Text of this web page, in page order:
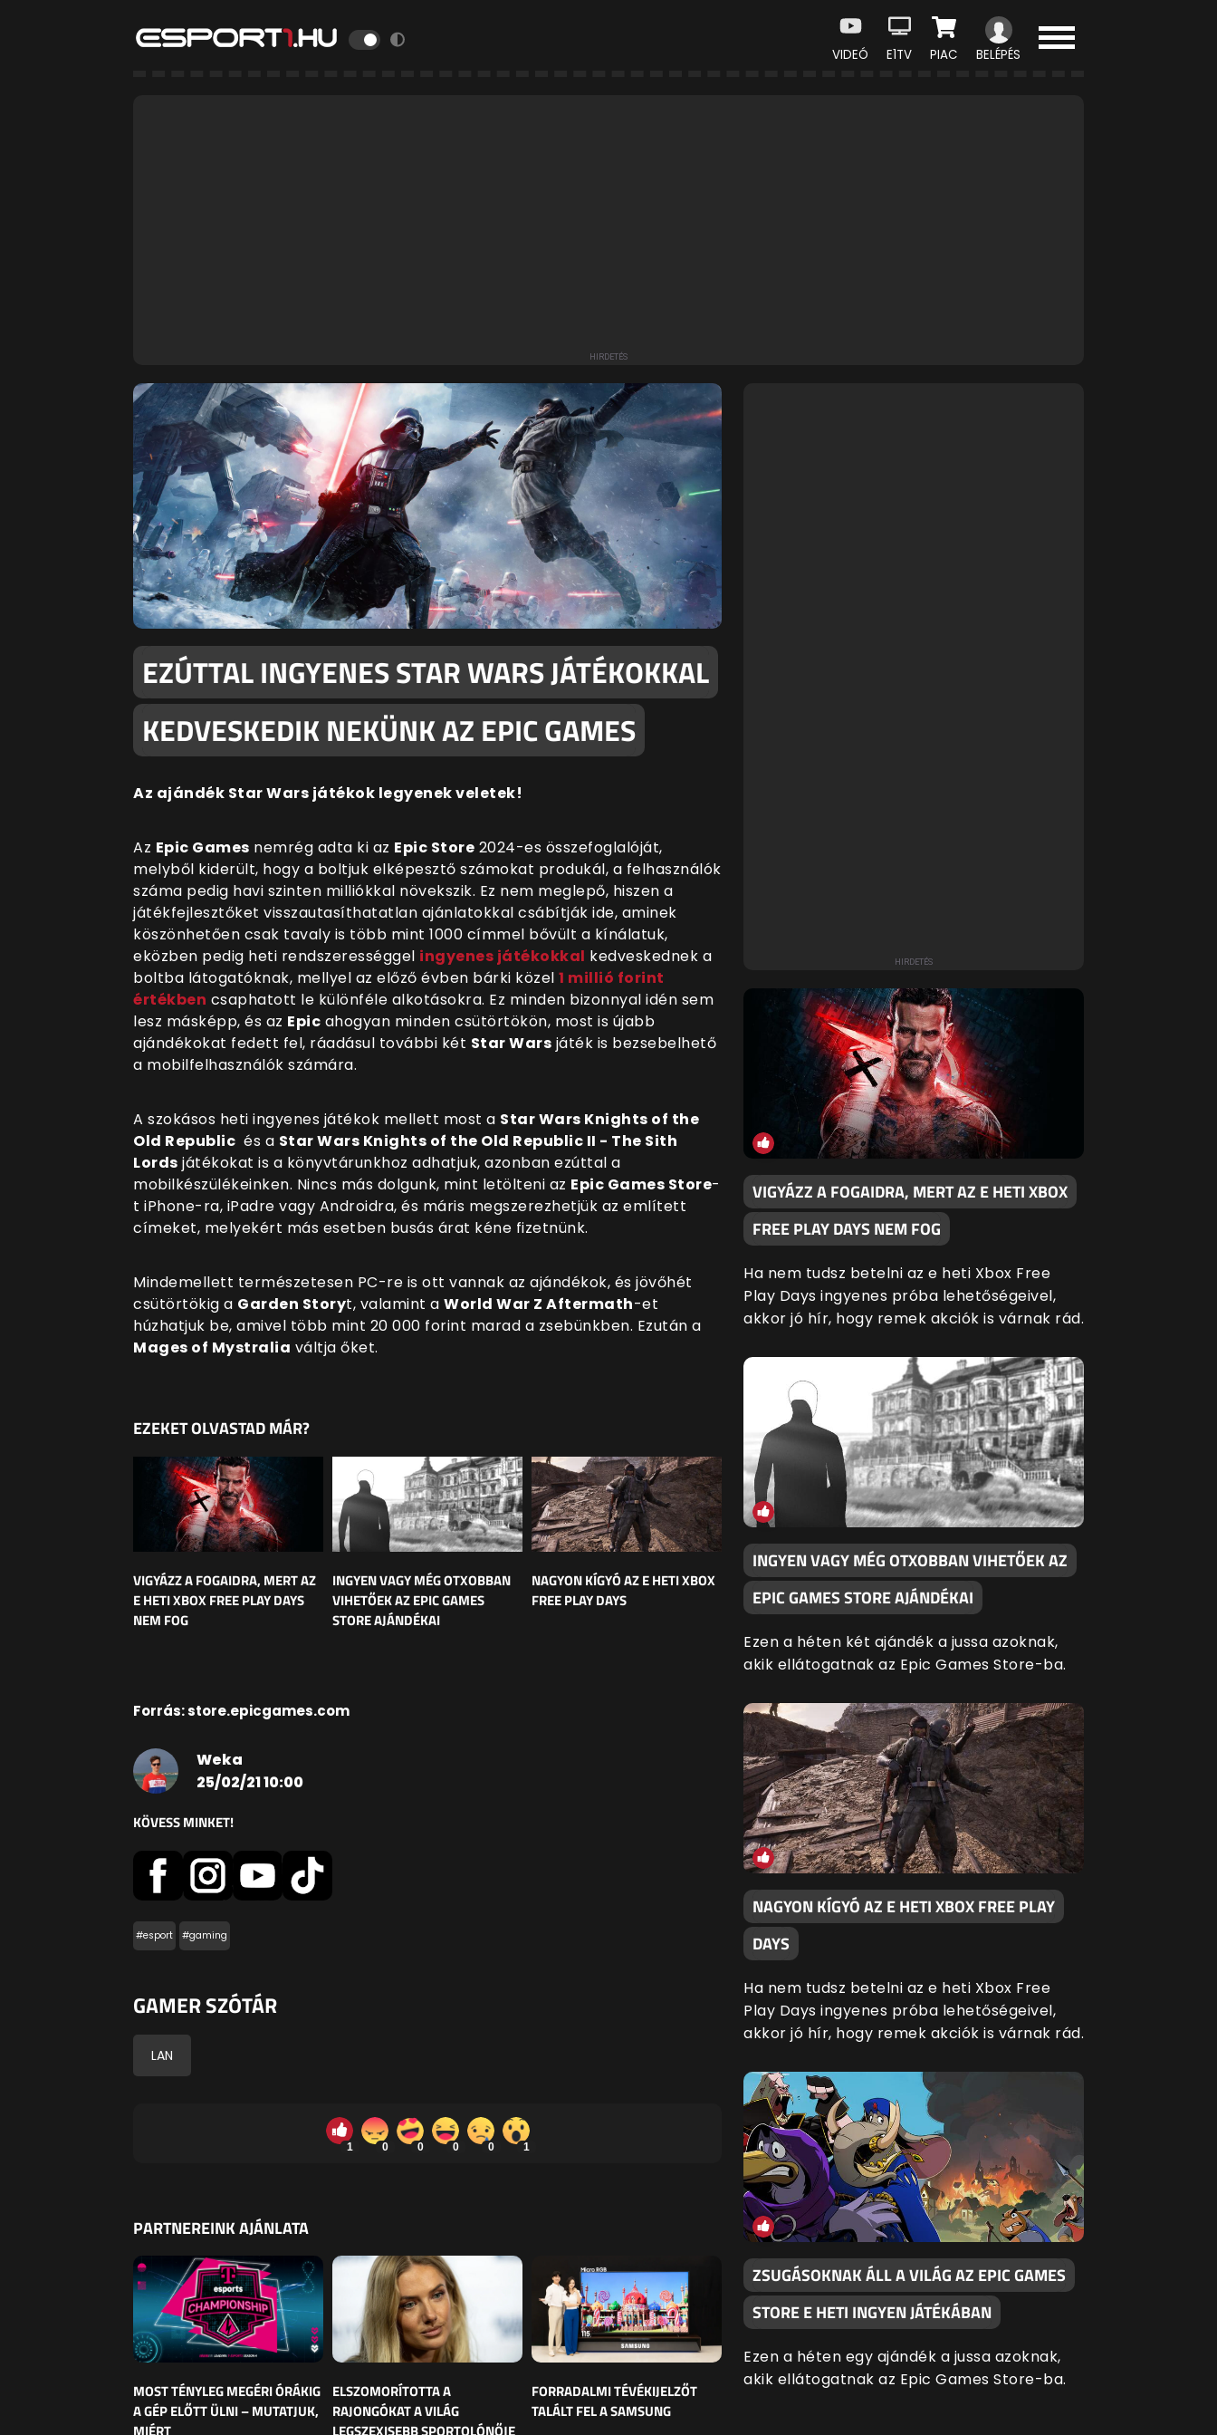
VIDEÓ E1TV PIAC BELÉPÉS
EZÚTTAL INGYENES STAR WARS JÁTÉKOKKAL
KEDVESKEDIK NEKÜNK AZ EPIC GAMES
Az ajándék Star Wars játékok legyenek veletek!
Az Epic Games nemrég adta ki az Epic Store 2024-es összefoglalóját,
melyből kiderült, hogy a boltjuk elképesztő számokat produkál, a felhasználók
száma pedig havi szinten milliókkal növekszik. Ez nem meglepő, hiszen a
játékfejlesztőket visszautasíthatatlan ajánlatokkal csábítják ide, aminek
köszönhetően csak tavaly is több mint 1000 címmel bővült a kínálatuk,
eközben pedig heti rendszerességgel ingyenes játékokkal kedveskednek a
boltba látogatóknak, mellyel az előző évben bárki közel 1 millió forint
értékben csaphatott le különféle alkotásokra. Ez minden bizonnyal idén sem
lesz másképp, és az Epic ahogyan minden csütörtökön, most is újabb
ajándékokat fedett fel, ráadásul további két Star Wars játék is bezsebelhető
a mobilfelhasználók számára.
A szokásos heti ingyenes játékok mellett most a Star Wars Knights of the
Old Republic és a Star Wars Knights of the Old Republic II - The Sith
Lords játékokat is a könyvtárunkhoz adhatjuk, azonban ezúttal a
mobilkészülékeinken. Nincs más dolgunk, mint letölteni az Epic Games Store-
t iPhone-ra, iPadre vagy Androidra, és máris megszerezhetjük az említett
címeket, melyekért más esetben busás árat kéne fizetnünk.
Mindemellett természetesen PC-re is ott vannak az ajándékok, és jövőhét
csütörtökig a Garden Storyt, valamint a World War Z Aftermath-et
húzhatjuk be, amivel több mint 20 000 forint marad a zsebünkben. Ezután a
Mages of Mystralia váltja őket.
EZEKET OLVASTAD MÁR?
VIGYÁZZ A FOGAIDRA, MERT AZ
E HETI XBOX FREE PLAY DAYS
NEM FOG
INGYEN VAGY MÉG OTXOBBAN
VIHETŐEK AZ EPIC GAMES
STORE AJÁNDÉKAI
NAGYON KÍGYÓ AZ E HETI XBOX
FREE PLAY DAYS
Forrás: store.epicgames.com
Weka
25/02/21 10:00
KÖVESS MINKET!
#esport #gaming
GAMER SZÓTÁR
LAN
1 0 0 0 0 1
PARTNEREINK AJÁNLATA
MOST TÉNYLEG MEGÉRI ÓRÁKIG
A GÉP ELŐTT ÜLNI – MUTATJUK,
ELSZOMORÍTOTTA A
RAJONGÓKAT A VILÁG
FORRADALMI TÉVÉKIJELZŐT
TALÁLT FEL A SAMSUNG
VIGYÁZZ A FOGAIDRA, MERT AZ E HETI XBOX
FREE PLAY DAYS NEM FOG
Ha nem tudsz betelni az e heti Xbox Free
Play Days ingyenes próba lehetőségeivel,
akkor jó hír, hogy remek akciók is várnak rád.
INGYEN VAGY MÉG OTXOBBAN VIHETŐEK AZ
EPIC GAMES STORE AJÁNDÉKAI
Ezen a héten két ajándék a jussa azoknak,
akik ellátogatnak az Epic Games Store-ba.
NAGYON KÍGYÓ AZ E HETI XBOX FREE PLAY
DAYS
Ha nem tudsz betelni az e heti Xbox Free
Play Days ingyenes próba lehetőségeivel,
akkor jó hír, hogy remek akciók is várnak rád.
ZSUGÁSOKNAK ÁLL A VILÁG AZ EPIC GAMES
STORE E HETI INGYEN JÁTÉKÁBAN
Ezen a héten egy ajándék a jussa azoknak,
akik ellátogatnak az Epic Games Store-ba.